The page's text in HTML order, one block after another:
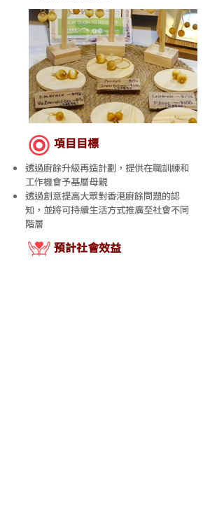
項目目標
透過廚餘升級再造計劃，提供在職訓練和
工作機會予基層母親
透過創意提高大眾對香港廚餘問題的認
知，並將可持續生活方式推廣至社會不同
階層
​預計社會效益